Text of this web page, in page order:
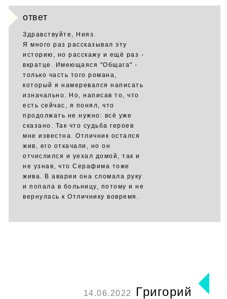
ответ
Здравствуйте, Нияз.
Я много раз рассказывал эту
историю, но расскажу и ещё раз -
вкратце. Имеющаяся "Общага" -
только часть того романа,
который я намеревался написать
изначально. Но, написав то, что
есть сейчас, я понял, что
продолжать не нужно: всё уже
сказано. Так что судьба героев
мне известна. Отличник остался
жив, его откачали, но он
отчислился и уехал домой, так и
не узнав, что Серафима тоже
жива. В аварии она сломала руку
и попала в больницу, потому и не
вернулась к Отличнику вовремя.
14.06.2022 Григорий